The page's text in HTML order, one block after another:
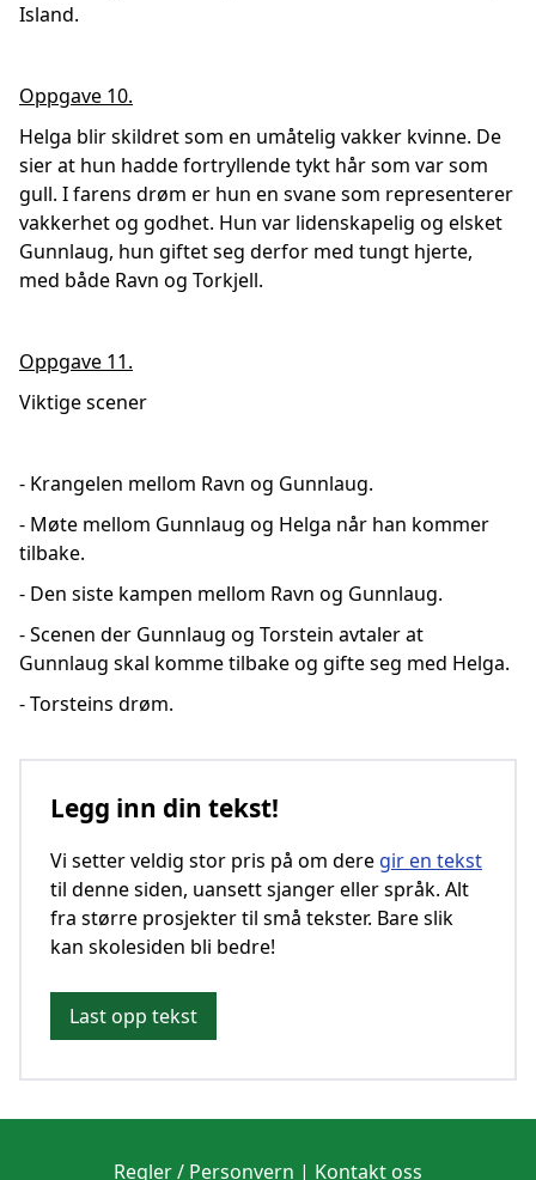
Island.
Oppgave 10.
Helga blir skildret som en umåtelig vakker kvinne. De
sier at hun hadde fortryllende tykt hår som var som
gull. I farens drøm er hun en svane som representerer
vakkerhet og godhet. Hun var lidenskapelig og elsket
Gunnlaug, hun giftet seg derfor med tungt hjerte,
med både Ravn og Torkjell.
Oppgave 11.
Viktige scener
- Krangelen mellom Ravn og Gunnlaug.
- Møte mellom Gunnlaug og Helga når han kommer
tilbake.
- Den siste kampen mellom Ravn og Gunnlaug.
- Scenen der Gunnlaug og Torstein avtaler at
Gunnlaug skal komme tilbake og gifte seg med Helga.
- Torsteins drøm.
Legg inn din tekst!
Vi setter veldig stor pris på om dere gir en tekst
til denne siden, uansett sjanger eller språk. Alt
fra større prosjekter til små tekster. Bare slik
kan skolesiden bli bedre!
Last opp tekst
Regler / Personvern | Kontakt oss